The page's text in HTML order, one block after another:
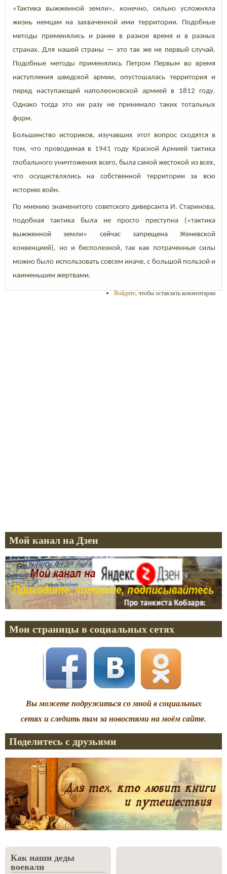
«Тактика выжженной земли», конечно, сильно усложняла
жизнь немцам на захваченной ими территории. Подобные
методы применялись и ранее в разное время и в разных
странах. Для нашей страны — это так же не первый случай.
Подобные методы применялись Петром Первым во время
наступления шведской армии, опустошалась территория и
перед наступающей наполеоновской армией в 1812 году.
Однако тогда это ни разу не принимало таких тотальных
форм.
Большинство историков, изучавших этот вопрос сходятся в
том, что проводимая в 1941 году Красной Армией тактика
глобального уничтожения всего, была самой жестокой из всех,
что осуществлялись на собственной территории за всю
историю войн.
По мнению знаменитого советского диверсанта И. Старинова,
подобная тактика была не просто преступна («тактика
выжженной земли» сейчас запрещена Женевской
конвенцией), но и бесполезной, так как потраченные силы
можно было использовать совсем иначе, с большой пользой и
наименьшим жертвами.
Войдите, чтобы оставлять комментарии
Мой канал на Дзен
Мои страницы в социальных сетях
Вы можете подружиться со мной в социальных
сетях и следить там за новостями на моём сайте.
Поделитесь с друзьями
Как наши деды
воевали